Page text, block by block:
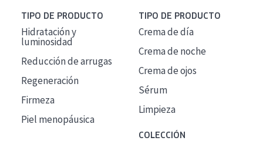
TIPO DE PRODUCTO
Hidratación y
luminosidad
Reducción de arrugas
Regeneración
Firmeza
Piel menopáusica
TIPO DE PRODUCTO
Crema de día
Crema de noche
Crema de ojos
Sérum
Limpieza
COLECCIÓN